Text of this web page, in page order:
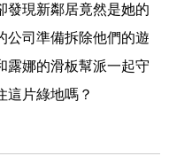
發現新鄰居竟然是她的
公司準備拆除他們的遊
露娜的滑板幫派一起守
這片綠地嗎？